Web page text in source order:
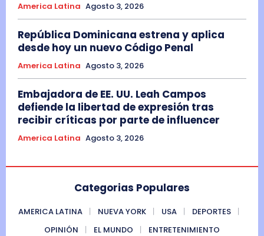
America Latina Agosto 3, 2026
República Dominicana estrena y aplica
desde hoy un nuevo Código Penal
America Latina Agosto 3, 2026
Embajadora de EE. UU. Leah Campos
defiende la libertad de expresión tras
recibir críticas por parte de influencer
America Latina Agosto 3, 2026
Categorias Populares
AMERICA LATINA NUEVA YORK USA
DEPORTES
OPINIÓN
EL MUNDO ENTRETENIMIENTO